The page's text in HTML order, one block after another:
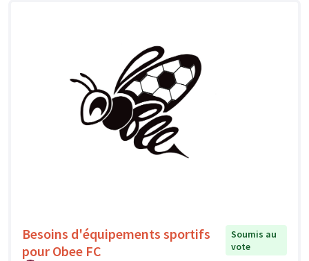
Besoins d'équipements sportifs
pour Obee FC
Soumis au
vote